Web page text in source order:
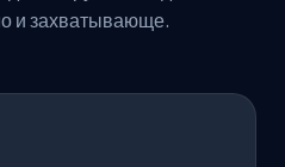
и захватывающе.